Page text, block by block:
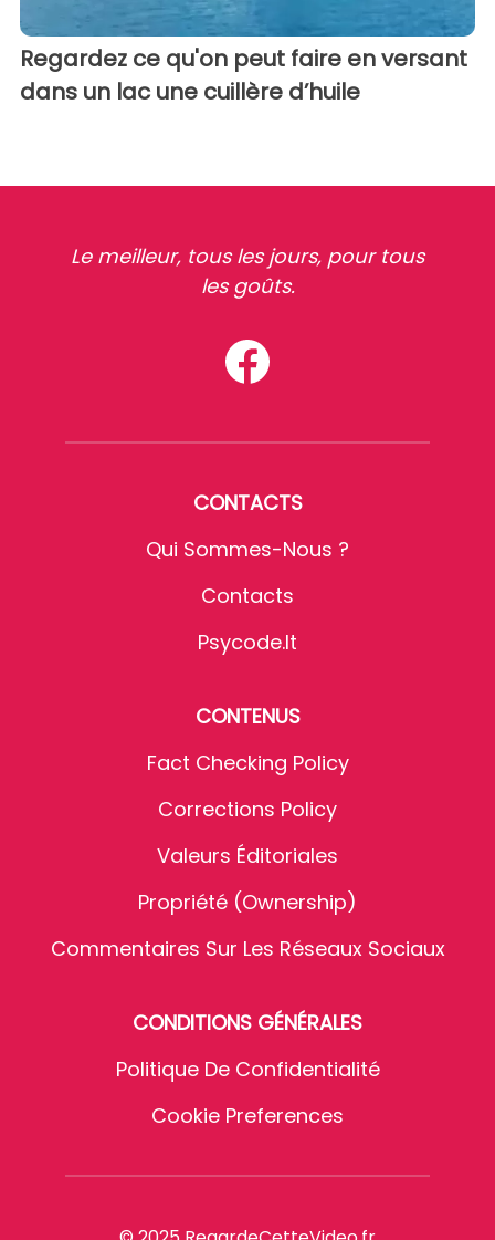
Regardez ce qu'on peut faire en versant
dans un lac une cuillère d’huile
Le meilleur, tous les jours, pour tous
les goûts.
CONTACTS
Qui Sommes-Nous ?
Contacts
Psycode.it
CONTENUS
Fact Checking Policy
Corrections Policy
Valeurs Éditoriales
Propriété (Ownership)
Commentaires Sur Les Réseaux Sociaux
CONDITIONS GÉNÉRALES
Politique De Confidentialité
Cookie Preferences